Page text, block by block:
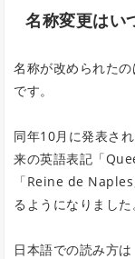
名称変更はい
名称が改められた
です。
同年10月に発表さ
来の英語表記「
「Reine de
るようになりました
日本語での読み方